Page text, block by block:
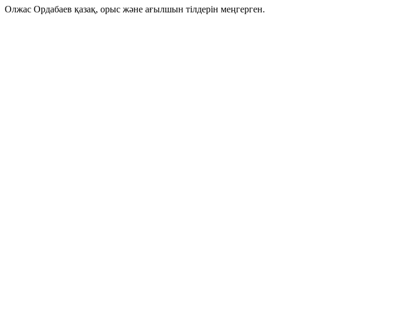
Олжас Ордабаев қазақ, орыс және ағылшын тілдерін меңгерген.